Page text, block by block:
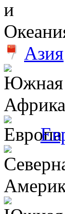
Азия